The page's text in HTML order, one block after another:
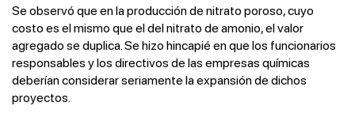
Se observó que en la producción de nitrato poroso, cuyo
costo es el mismo que el del nitrato de amonio, el valor
agregado se duplica. Se hizo hincapié en que los funcionarios
responsables y los directivos de las empresas químicas
deberían considerar seriamente la expansión de dichos
proyectos.